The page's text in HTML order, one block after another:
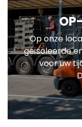
Op onze
geïsoleerde
voor uw